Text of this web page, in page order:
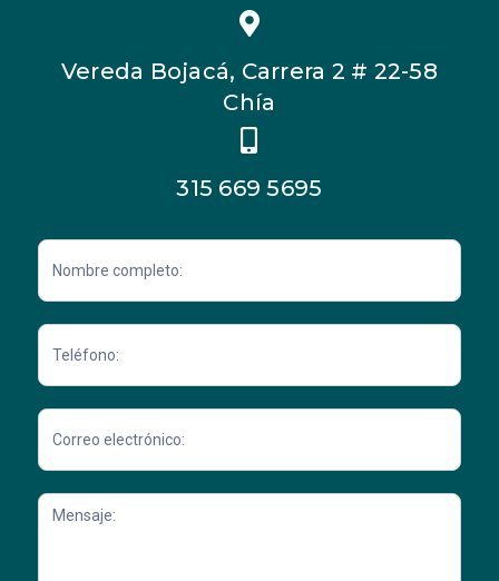
Vereda Bojacá, Carrera 2 # 22-58
Chía
315 669 5695
Contacto